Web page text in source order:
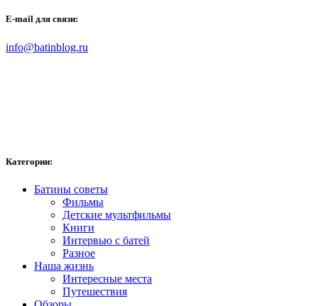
E-mail для связи:
info@batinblog.ru
Категории:
Батины советы
Фильмы
Детские мультфильмы
Книги
Интервью с батей
Разное
Наша жизнь
Интересные места
Путешествия